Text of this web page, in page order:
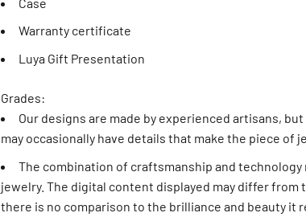
12 estándar - 6 americana
13 estándar
14 estándar - 7 americana
15 estándar
16 estándar
Warranty certificate
Luya Gift Presentation
Grades:
Our designs are made by experienced artisans,
may occasionally have details that make the piece of
The combination of craftsmanship and
jewelry. The digital content displayed may differ from
there is no comparison to the brilliance and beauty it